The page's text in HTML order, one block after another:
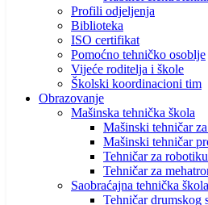
Profili odjeljenja
Biblioteka
ISO certifikat
Pomoćno tehničko osoblje
Vijeće roditelja i škole
Školski koordinacioni tim
Obrazovanje
Mašinska tehnička škola
Mašinski tehničar
Mašinski tehničar
Tehničar za robotiku
Tehničar za
Saobraćajna tehnička škola
Tehničar drumskog